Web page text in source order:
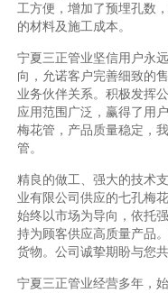
工方便，增加了预埋孔数
的材料及施工成本。
宁夏三正管业坚信用户永
向，允诺客户完善细致的
业务伙伴关系。积极发挥
应用范围广泛，赢得了用
梅花管，产品质量稳定，
管。
精良的做工、强大的技术
业有限公司供应的七孔梅
始终以市场为导向，依托
持为顾客供应高质量产品
货物。公司诚挚期盼与您
宁夏三正管业经营多年，